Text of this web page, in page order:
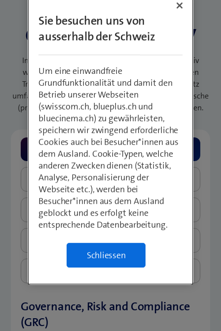
der Cybersecurity
In diesen fünf Bereichen müssen Unternehmen aktiv
werden, um die Sicherheitsbedürfnisse der digitalen
Transformation zu erfüllen. Der ganzheitliche Ansatz
umfasst technische Schutzmassnahmen, organisatorische
(prozedurale) Verbesserungen und die Mitarbeitenden.
Governance, Risk and Compliance
Datensicherheit – Hybrid und Multi-Cloud
Sicherheitskultur
Security-Transformation
Governance, Risk and Compliance
(GRC)
Sie besuchen uns von
ausserhalb der Schweiz
Um eine einwandfreie
Grundfunktionalität und damit den
Betrieb unserer Webseiten
(swisscom.ch, blueplus.ch und
bluecinema.ch) zu gewährleisten,
speichern wir zwingend erforderliche
Cookies auch bei Besucher*innen aus
dem Ausland. Cookie-Typen, welche
anderen Zwecken dienen (Statistik,
Analyse, Personalisierung der
Webseite etc.), werden bei
Besucher*innen aus dem Ausland
geblockt und es erfolgt keine
entsprechende Datenbearbeitung.
Schliessen